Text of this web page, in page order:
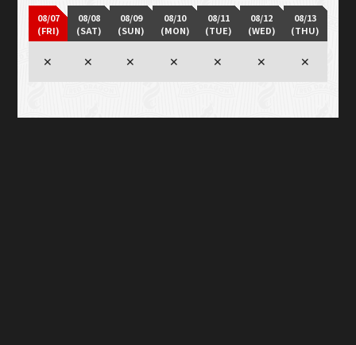
08/07
(FRI)
✕
08/08
(SAT)
✕
08/09
(SUN)
✕
08/10
(MON)
✕
08/11
(TUE)
✕
08/12
(WED)
✕
08/13
(THU)
✕